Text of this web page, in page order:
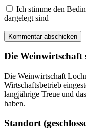
Ich stimme den
dargelegt sind
Die Weinwirtschaft
Die Weinwirtschaft
Wirtschaftsbetrieb
langjährige Treue und
haben.
Standort